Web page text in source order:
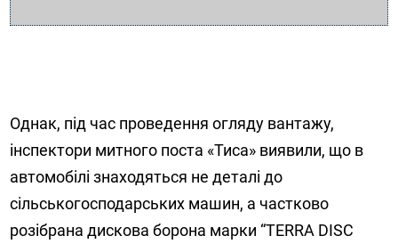
Однак, під час проведення огляду вантажу,
інспектори митного поста «Тиса» виявили, що в
автомобілі знаходяться не деталі до
сільськогосподарських машин, а частково
розібрана дискова борона марки “TERRA DISC